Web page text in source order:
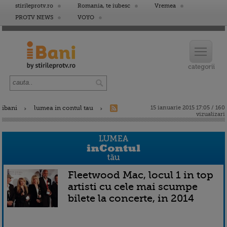
stirileprotv.ro Romania, te iubesc
Vremea
PROTV NEWS
VOYO
ibani lumea in contul tau
15 ianuarie 2015 17:05 / 160
vizualizari
Fleetwood Mac, locul 1 in top
artisti cu cele mai scumpe
bilete la concerte, in 2014